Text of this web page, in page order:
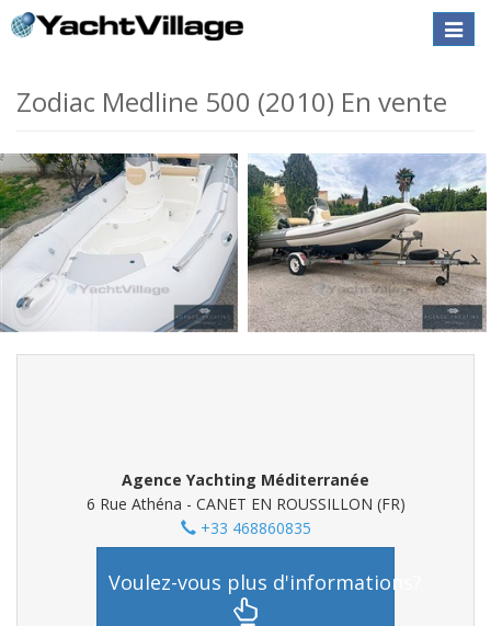
Toggle
Zodiac Medline 500 (2010) En vente
Agence Yachting Méditerranée
6 Rue Athéna - CANET EN ROUSSILLON (FR)
+33 468860835
Voulez-vous plus d'informations?